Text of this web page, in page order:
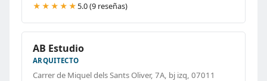
★★★★★ 5.0 (9 reseñas)
AB Estudio
ARQUITECTO
Carrer de Miquel dels Sants Oliver, 7A, bj izq, 07011